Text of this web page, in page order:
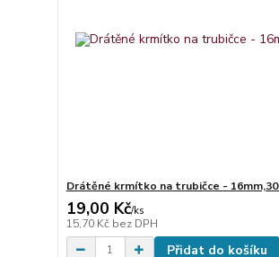
Drátěné krmítko na trubičce -
19,00 Kč/ks
15,70 Kč bez DPH
Přidat do košíku